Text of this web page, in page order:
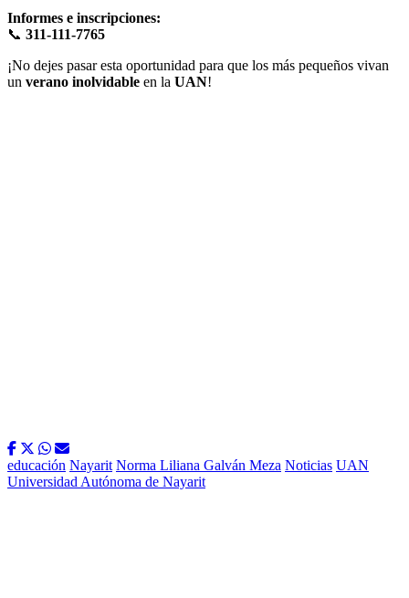
Informes e inscripciones:
📞 311-111-7765
¡No dejes pasar esta oportunidad para que los más pequeños vivan
un verano inolvidable en la UAN!
educación Nayarit Norma Liliana Galván Meza Noticias UAN
Universidad Autónoma de Nayarit